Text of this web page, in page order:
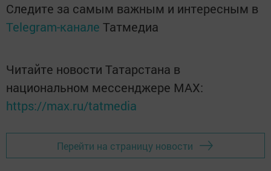
Следите за самым важным и интересным в
Telegram-канале Татмедиа
Читайте новости Татарстана в
национальном мессенджере MАХ:
https://max.ru/tatmedia
Перейти на страницу новости